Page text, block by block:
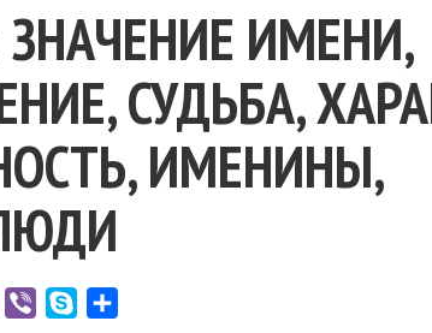
ИМЕНИ,
СУДЬБА,
ИМЕНИНЫ,
WhatsApp
Viber Skype